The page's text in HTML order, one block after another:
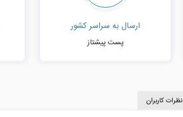
ارسال به سراسر کشور
پست پیشتاز
نظرات کاربران